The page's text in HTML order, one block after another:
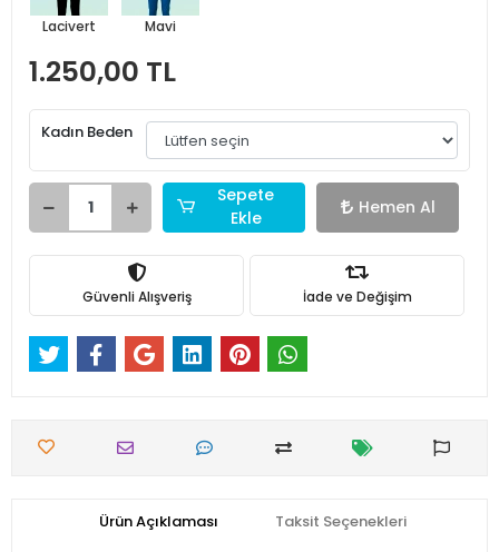
Lacivert Mavi
1.250,00 TL
Kadın Beden
Sepete
Ekle
Hemen Al
Güvenli Alışveriş İade ve Değişim
Ürün Açıklaması Taksit Seçenekleri